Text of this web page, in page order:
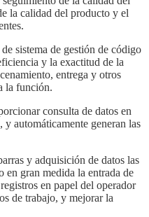
la calidad del producto y el
sistema de gestión de código
y la exactitud de la
entrega y otros
la función.
consulta de datos en
automáticamente generan las
y adquisición de datos las
en gran medida la entrada de
en papel del operador
de trabajo, y mejorar la